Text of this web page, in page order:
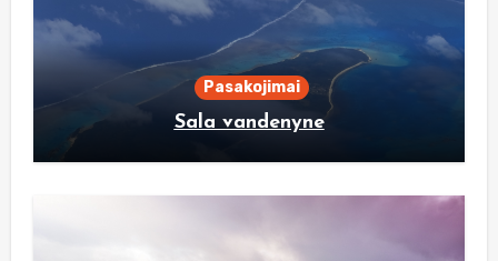
Pasakojimai
Sala vandenyne